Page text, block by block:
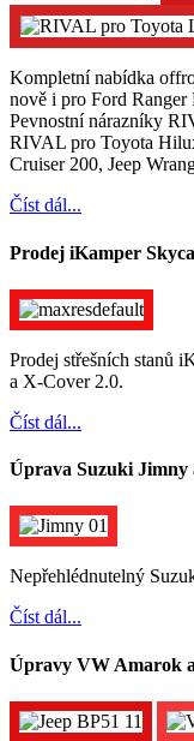
Kompletní nabídka
nově i pro Ford
Pevnostní nárazníky
RIVAL pro Toyota
Cruiser 200, Jeep
Číst dál...
Prodej iKamper
Prodej střešních stanů
a X-Cover 2.0.
Číst dál...
Úprava Suzuki Jimny
Nepřehlédnutelný
Číst dál...
Úpravy VW Amarok